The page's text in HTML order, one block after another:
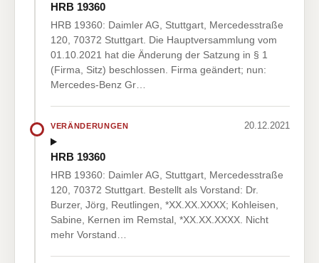
HRB 19360
HRB 19360: Daimler AG, Stuttgart, Mercedesstraße
120, 70372 Stuttgart. Die Hauptversammlung vom
01.10.2021 hat die Änderung der Satzung in § 1
(Firma, Sitz) beschlossen. Firma geändert; nun:
Mercedes-Benz Gr…
VERÄNDERUNGEN 20.12.2021
HRB 19360
HRB 19360: Daimler AG, Stuttgart, Mercedesstraße
120, 70372 Stuttgart. Bestellt als Vorstand: Dr.
Burzer, Jörg, Reutlingen, *XX.XX.XXXX; Kohleisen,
Sabine, Kernen im Remstal, *XX.XX.XXXX. Nicht
mehr Vorstand…